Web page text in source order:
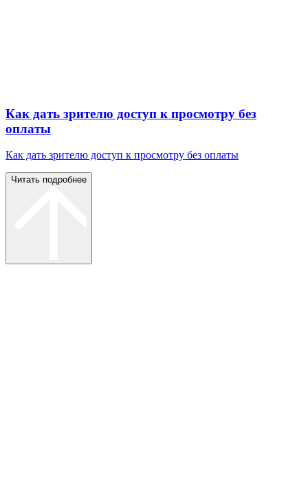
Как дать зрителю доступ к просмотру без
оплаты
Как дать зрителю доступ к просмотру без оплаты
Читать подробнее